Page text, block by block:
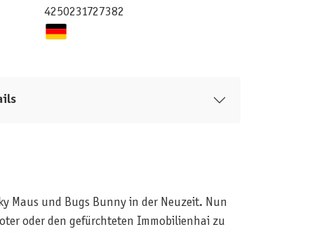
4250231727382
Maus und Bugs Bunny in der Neuzeit. Nun
oder den gefürchteten Immobilienhai zu